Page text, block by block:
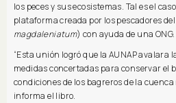
los peces y sus ecosistemas. Tal es el
plataforma creada por los pescadores
magdaleniatum) con ayuda de una ONG.
“Esta unión logró que la AUNAP
medidas concertadas para conservar el
condiciones de los bagreros de la
informa el libro.